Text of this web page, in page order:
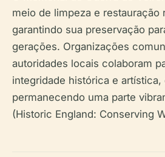
meio de limpeza e restauração
garantindo sua preservação
gerações. Organizações
autoridades locais colaboram
integridade histórica e
permanecendo uma parte
(Historic England: Conserving